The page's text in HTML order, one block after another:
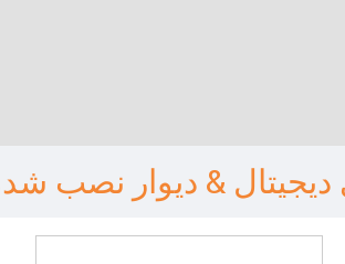
& دیوار نصب